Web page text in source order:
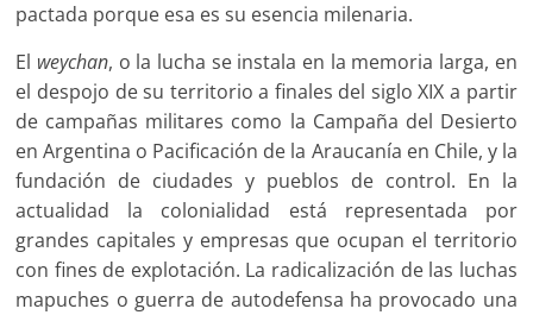
pactada porque esa es su esencia milenaria.
El weychan, o la lucha se instala en la memoria larga, en
el despojo de su territorio a finales del siglo XIX a partir
de campañas militares como la Campaña del Desierto
en Argentina o Pacificación de la Araucanía en Chile, y la
fundación de ciudades y pueblos de control. En la
actualidad la colonialidad está representada por
grandes capitales y empresas que ocupan el territorio
con fines de explotación. La radicalización de las luchas
mapuches o guerra de autodefensa ha provocado una